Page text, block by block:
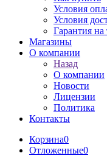
Условия
Условия
Гарантия на
Магазины
О компании
Назад
О компании
Новости
Лицензии
Политика
Контакты
Корзина0
Отложенные0